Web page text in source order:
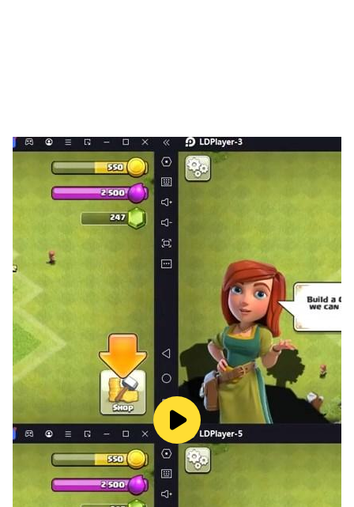
งาน และกลยุทธ์เพื่อขยายพันธมิตรของคุณและพิชิตดินแดนนี้
ในที่สุด
เราหวังเป็นอย่างยิ่งว่าจะได้ให้บริการท่าน ท่านลอร์ด
ความสนใจ!
ดาวน์โหลด Nations of Darkness ได้ฟรี อย่างไรก็ตาม บาง
รายการในเกมไม่ได้ให้ฟรี ผู้เล่นต้องมีอายุอย่างน้อย 12 ปีจึง
จะสามารถดาวน์โหลดเกมนี้ได้ ตามที่กำหนดไว้ในข้อ
กำหนดการใช้งานและนโยบายความเป็นส่วนตัว นอกจากนี้
จำเป็นต้องมีการเชื่อมต่อเครือข่ายอุปกรณ์ควรมีการเข้าถึง
เครือข่ายเพื่อเล่นเนื่องจากเป็นเกมออนไลน์